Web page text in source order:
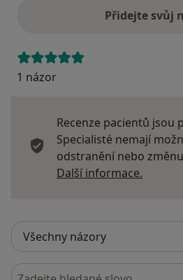
Přidejte svůj
1 názor
Recenze pacientů jsou
Specialisté nemají
odstranění nebo
Další informace.
Hledejte v názorech